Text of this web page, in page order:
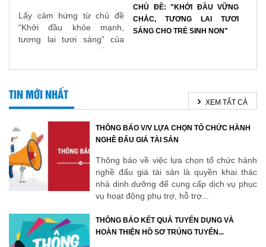
Lấy cảm hứng từ chủ đề
“Khởi đầu khỏe mạnh,
tương lai tươi sáng” của
Ngày Sức khỏe Thế giới
Ngày...
CHỦ ĐỀ: "KHỞI ĐẦU VỮNG
CHẮC, TƯƠNG LAI TƯƠI
SÁNG CHO TRẺ SINH NON"
nâng cao nhận thức về các
vấn đề liên quan đến trẻ...
TIN MỚI NHẤT
XEM TẤT CẢ
THÔNG BÁO V/V LỰA CHỌN TỔ CHỨC HÀNH
NGHỀ ĐẤU GIÁ TÀI SẢN
Thông báo về việc lựa chọn tổ chức hành
nghề đấu giá tài sản là quyền khai thác
nhà dinh dưỡng để cung cấp dịch vụ phục
vụ hoạt động phụ trợ, hỗ trợ...
THÔNG BÁO KẾT QUẢ TUYỂN DỤNG VÀ
HOÀN THIỆN HỒ SƠ TRÚNG TUYỂN...